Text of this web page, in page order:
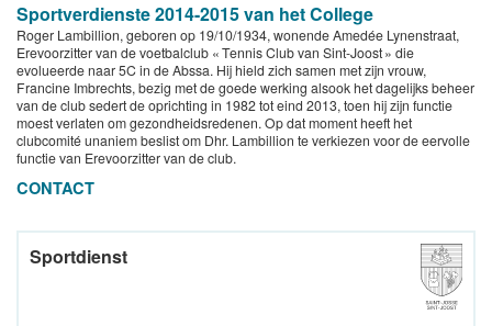
Sportverdienste 2014-2015 van het College
Roger Lambillion, geboren op 19/10/1934, wonende Amedée Lynenstraat,
Erevoorzitter van de voetbalclub « Tennis Club van Sint-Joost » die
evolueerde naar 5C in de Abssa. Hij hield zich samen met zijn vrouw,
Francine Imbrechts, bezig met de goede werking alsook het dagelijks beheer
van de club sedert de oprichting in 1982 tot eind 2013, toen hij zijn functie
moest verlaten om gezondheidsredenen. Op dat moment heeft het
clubcomité unaniem beslist om Dhr. Lambillion te verkiezen voor de eervolle
functie van Erevoorzitter van de club.
CONTACT
Sportdienst